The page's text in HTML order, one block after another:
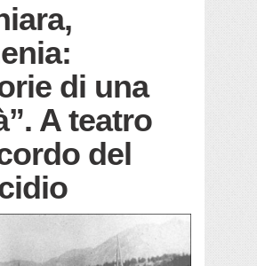
di una
A teatro
del